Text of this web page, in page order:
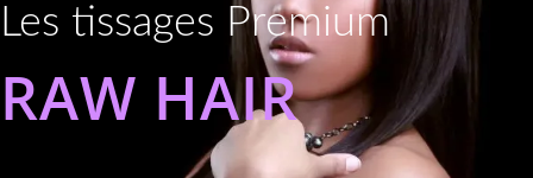
Les tissages Premium
RAW HAIR